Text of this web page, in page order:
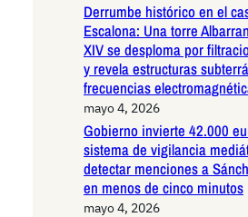
Derrumbe histórico en el
Escalona: Una torre
XIV se desploma por
y revela estructuras
frecuencias
mayo 4, 2026
Gobierno invierte 42.000
sistema de vigilancia
detectar menciones a
en menos de cinco minutos
mayo 4, 2026